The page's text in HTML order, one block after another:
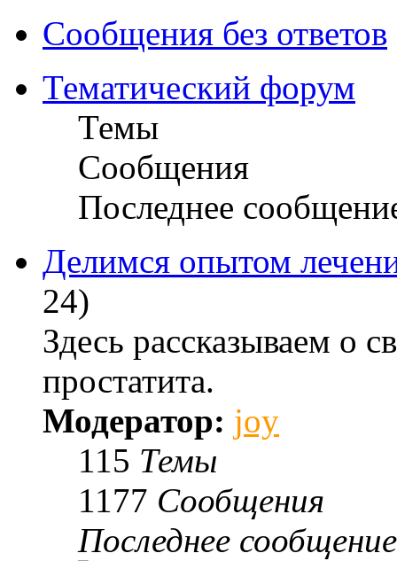
Сообщения без ответов
Тематический форум
Темы
Сообщения
Последнее
Делимся опытом
24)
Здесь рассказываем о
простатита.
Модератор: joy
115 Темы
1177 Сообщения
Последнее сообщение